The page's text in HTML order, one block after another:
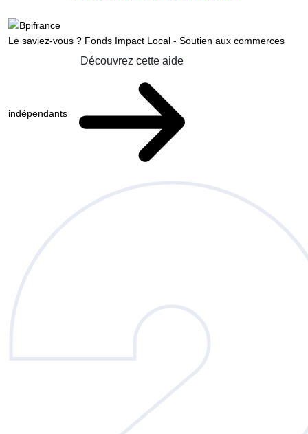
Le saviez-vous ? Fonds Impact Local - Soutien aux commerces
indépendants
Découvrez cette aide